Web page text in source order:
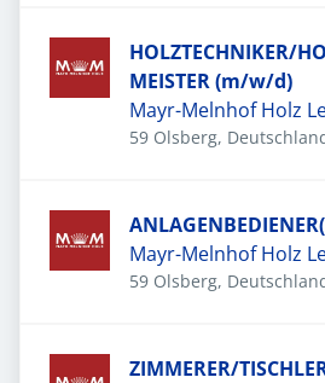
HOLZTECHNIKER/
MEISTER (m/w/d)
Mayr-Melnhof Holz
59 Olsberg,
Mayr-Melnhof Holz
59 Olsberg,
ZIMMERER/